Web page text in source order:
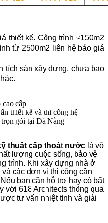
thiết kế. Công trình <150m2
từ 2500m2 liên hệ báo giá
tích sàn xây dựng, chưa bao
thiết kế và thi công hệ
trọn gói tại Đà Nẵng
thuật cấp thoát nước là vô
lượng cuộc sống, bảo vệ
trình. Khi xây dựng nhà ở
các đơn vị thi công cần
bạn cần hỗ trợ hay có bất
với 618 Architects thông qua
tư vấn nhiệt tình và giải